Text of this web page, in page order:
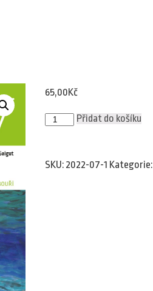
65,00Kč
Plav
7/2022
Přidat do košíku
SKU: 2022-07-1 Kategorie: